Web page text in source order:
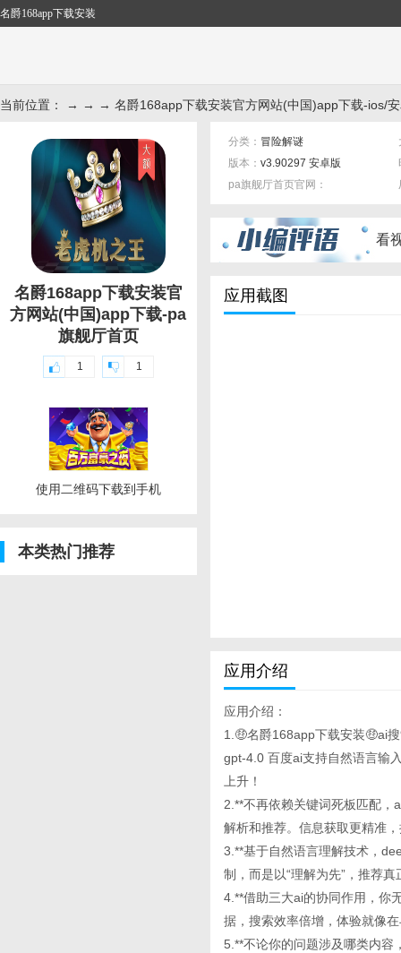
名爵168app下载安装
当前位置： → → → 名爵168app下载安装官方网站(中国)app下载-ios/
名爵168app下载安装官
方网站(中国)app下载-pa
旗舰厅首页
1 1
使用二维码下载到手机
本类热门推荐
分类： 冒险解谜
版本： v3.90297 安卓版
pa旗舰厅首页官网：
看
应用截图
应用介绍
应用介绍：
1.🤑名爵168app下载安装🤑ai
gpt-4.0 百度ai支持自然语言输
上升！
2.**不再依赖关键词死板匹配
解析和推荐。信息获取更精准
3.**基于自然语言理解技术，
制，而是以“理解为先”，推荐
4.**借助三大ai的协同作用，你
据，搜索效率倍增，体验就像
5.**不论你的问题涉及哪类内容